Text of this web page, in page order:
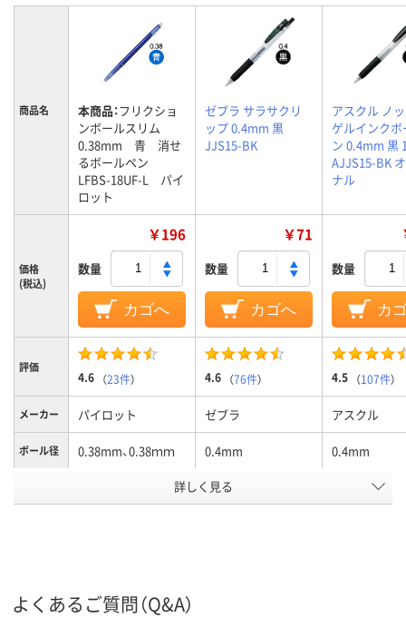
商品名 本商品：フリクショ
ンボールスリム
0.38mm 青 消せ
るボールペン
LFBS-18UF-L パイ
ロット
ゼブラ サラサクリ
ップ 0.4mm 黒
JJS15-BK
アスクル ノ
ゲルインク
ン 0.4mm 黒
AJJS15-BK
ナル
価格
(税込)
￥196
数量
カゴへ
￥71
数量
カゴへ
数量
カ
評価
4.6 （23件） 4.6 （76件） 4.5 （107件）
メーカー パイロット ゼブラ アスクル
ボール径 0.38mm、0.38ｍｍ 0.4mm 0.4mm
黒
クリアカラ
ック
（ゲルインク）
詳しく見る
よくあるご質問（Q&A）